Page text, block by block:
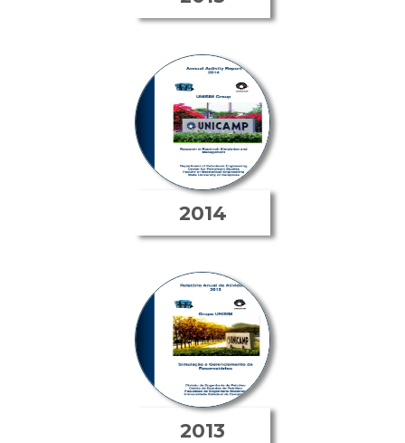
2014
2013